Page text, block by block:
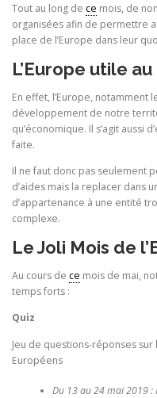
Tout au long de ce mois, de
organisées afin de permettre
place de l’Europe dans leur
L’Europe utile
En effet, l’Europe,
développement de notre
qu’économique. Il s’agit aussi
faite.
Il ne faut donc pas seulement
d’aides mais la replacer dans
d’appartenance à une entité
complexe.
Le Joli Mois de
Au cours de ce mois de mai,
temps forts :
Quiz
Jeu de questions-réponses
Européens
Du 13 au 24 mai 2019 :